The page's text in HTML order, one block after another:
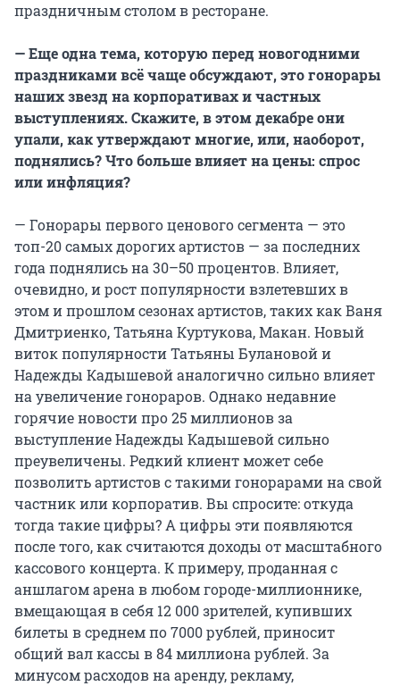
праздничным столом в ресторане.
— Еще одна тема, которую перед новогодними
праздниками всё чаще обсуждают, это гонорары
наших звезд на корпоративах и частных
выступлениях. Скажите, в этом декабре они
упали, как утверждают многие, или, наоборот,
поднялись? Что больше влияет на цены: спрос
или инфляция?
— Гонорары первого ценового сегмента — это
топ-20 самых дорогих артистов — за последних
года поднялись на 30–50 процентов. Влияет,
очевидно, и рост популярности взлетевших в
этом и прошлом сезонах артистов, таких как Ваня
Дмитриенко, Татьяна Куртукова, Макан. Новый
виток популярности Татьяны Булановой и
Надежды Кадышевой аналогично сильно влияет
на увеличение гонораров. Однако недавние
горячие новости про 25 миллионов за
выступление Надежды Кадышевой сильно
преувеличены. Редкий клиент может себе
позволить артистов с такими гонорарами на свой
частник или корпоратив. Вы спросите: откуда
тогда такие цифры? А цифры эти появляются
после того, как считаются доходы от масштабного
кассового концерта. К примеру, проданная с
аншлагом арена в любом городе-миллионнике,
вмещающая в себя 12 000 зрителей, купивших
билеты в среднем по 7000 рублей, приносит
общий вал кассы в 84 миллиона рублей. За
минусом расходов на аренду, рекламу,